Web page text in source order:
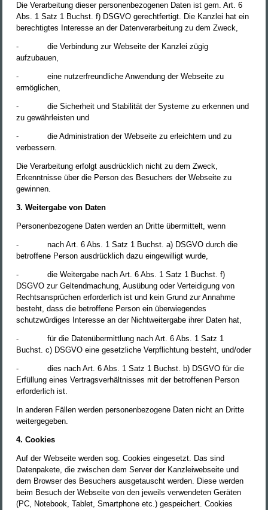
Die Verarbeitung dieser personenbezogenen Daten ist gem. Art. 6
Abs. 1 Satz 1 Buchst. f) DSGVO gerechtfertigt. Die Kanzlei hat ein
berechtigtes Interesse an der Datenverarbeitung zu dem Zweck,
-
die Verbindung zur Webseite der Kanzlei zügig
aufzubauen,
-
eine nutzerfreundliche Anwendung der Webseite zu
ermöglichen,
-
die Sicherheit und Stabilität der Systeme zu erkennen und
zu gewährleisten und
-
die Administration der Webseite zu erleichtern und zu
verbessern.
Die Verarbeitung erfolgt ausdrücklich nicht zu dem Zweck,
Erkenntnisse über die Person des Besuchers der Webseite zu
gewinnen.
3. Weitergabe von Daten
Personenbezogene Daten werden an Dritte übermittelt, wenn
-
nach Art. 6 Abs. 1 Satz 1 Buchst. a) DSGVO durch die
betroffene Person ausdrücklich dazu eingewilligt wurde,
-
die Weitergabe nach Art. 6 Abs. 1 Satz 1 Buchst. f)
DSGVO zur Geltendmachung, Ausübung oder Verteidigung von
Rechtsansprüchen erforderlich ist und kein Grund zur Annahme
besteht, dass die betroffene Person ein überwiegendes
schutzwürdiges Interesse an der Nichtweitergabe ihrer Daten hat,
-
für die Datenübermittlung nach Art. 6 Abs. 1 Satz 1
Buchst. c) DSGVO eine gesetzliche Verpflichtung besteht, und/oder
-
dies nach Art. 6 Abs. 1 Satz 1 Buchst. b) DSGVO für die
Erfüllung eines Vertragsverhältnisses mit der betroffenen Person
erforderlich ist.
In anderen Fällen werden personenbezogene Daten nicht an Dritte
weitergegeben.
4. Cookies
Auf der Webseite werden sog. Cookies eingesetzt. Das sind
Datenpakete, die zwischen dem Server der Kanzleiwebseite und
dem Browser des Besuchers ausgetauscht werden. Diese werden
beim Besuch der Webseite von den jeweils verwendeten Geräten
(PC, Notebook, Tablet, Smartphone etc.) gespeichert. Cookies